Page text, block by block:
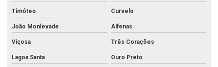
Timóteo Curvelo
João Monlevade Alfenas
Viçosa Três Corações
Lagoa Santa Ouro Preto